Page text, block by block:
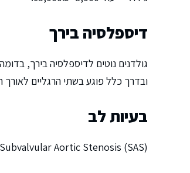
דיספלסיה בירך
ובדרך כלל פוגע בשתי הרגליים לאורך
בעיות לב
Subvalvular Aortic Stenosis (SAS) — היצרות לב מולדת — נפוצה בגולדנים. מחייבת ניטור אקו-לב שנתי ולעיתים ניתוח.